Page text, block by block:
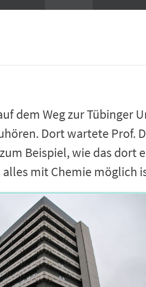
dem Weg zur Tübinger
Dort wartete Prof.
Beispiel, wie das dort
mit Chemie möglich